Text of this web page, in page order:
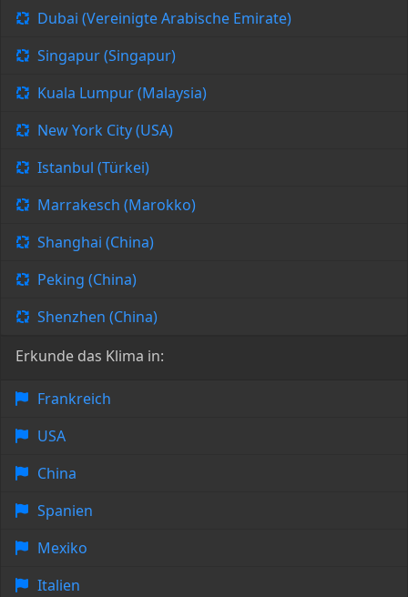
Dubai (Vereinigte Arabische Emirate)
Singapur (Singapur)
Kuala Lumpur (Malaysia)
New York City (USA)
Istanbul (Türkei)
Marrakesch (Marokko)
Shanghai (China)
Peking (China)
Shenzhen (China)
Erkunde das Klima in:
Frankreich
USA
China
Spanien
Mexiko
Italien